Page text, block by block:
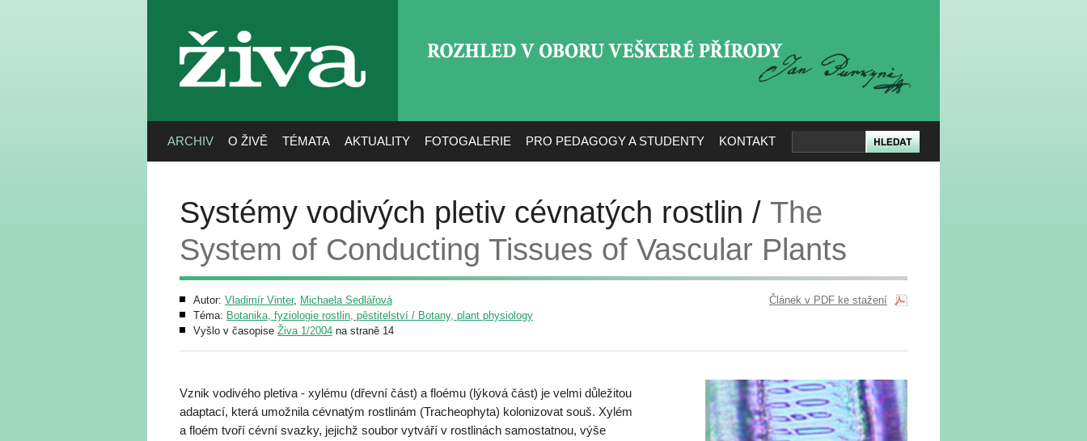
živa
ARCHIV O ŽIVĚ TÉMATA AKTUALITY FOTOGALERIE PRO PEDAGOGY A STUDENTY KONTAKT
Systémy vodivých pletiv cévnatých rostlin / The
System of Conducting Tissues of Vascular Plants
Autor: Vladimír Vinter, Michaela Sedlářová
Téma: Botanika, fyziologie rostlin, pěstitelství / Botany, plant physiology
Vyšlo v časopise Živa 1/2004 na straně 14
Článek v PDF ke stažení
Vznik vodivého pletiva - xylému (dřevní část) a floému (lýková část) je velmi důležitou
adaptací, která umožnila cévnatým rostlinám (Tracheophyta) kolonizovat souš. Xylém
a floém tvoří cévní svazky, jejichž soubor vytváří v rostlinách samostatnou, výše